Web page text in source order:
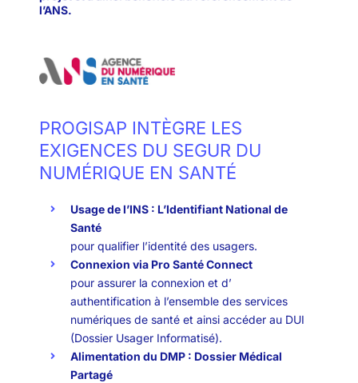
l’ANS.
PROGISAP INTÈGRE LES
EXIGENCES DU SEGUR DU
NUMÉRIQUE EN SANTÉ
Usage de l’INS : L’Identifiant National de
Santé
pour qualifier l’identité des usagers.
Connexion via Pro Santé Connect
pour assurer la connexion et d’
authentification à l’ensemble des services
numériques de santé et ainsi accéder au DUI
(Dossier Usager Informatisé).
Alimentation du DMP : Dossier Médical
Partagé